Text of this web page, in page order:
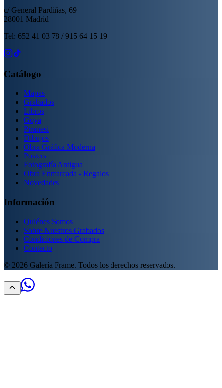
c/ General Pardiñas, 69
28001 Madrid
Tel: 652 41 03 78 / 915 64 15 19
Catálogo
Mapas
Grabados
Libros
Goya
Piranesi
Dibujos
Obra Gráfica Moderna
Posters
Fotografía Antigua
Obra Enmarcada - Regalos
Novedades
Información
Quiénes Somos
Sobre Nuestros Grabados
Condiciones de Compra
Contacto
© 2026 Galería Frame. Todos los derechos reservados.